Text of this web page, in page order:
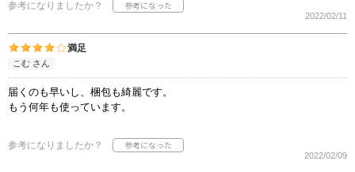
参考になりましたか？
2022/02/11
満足
こむ さん
届くのも早いし、梱包も綺麗です。
もう何年も使っています。
参考になりましたか？
2022/02/09